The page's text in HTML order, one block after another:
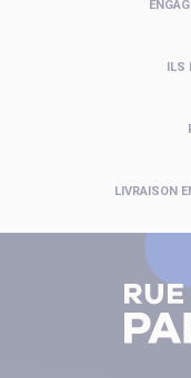
LIVRAISON